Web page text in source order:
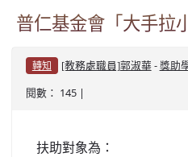
藝競賽榮獲1支金
第一
北台灣私校第一
普仁基金會「大手拉
轉知 [教務處職員]郭淑華- 獎助
閱數： 145 |
扶助對象為：